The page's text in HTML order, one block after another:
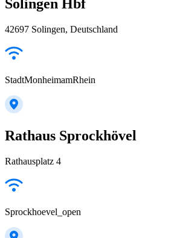
Solingen Hbf
42697 Solingen, Deutschland
StadtMonheimamRhein
Rathaus Sprockhövel
Rathausplatz 4
Sprockhoevel_open